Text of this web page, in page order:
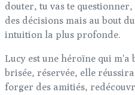
douter, tu vas te
des décisions mais au bout
intuition la plus profonde.
Lucy est une héroïne qui m'a
brisée, réservée, elle
forger des amitiés,